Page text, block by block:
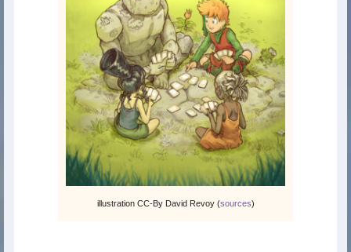
illustration CC-By David Revoy (sources)